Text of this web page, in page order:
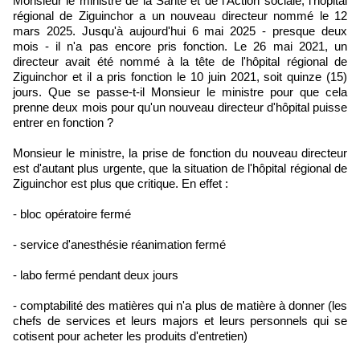
régional de Ziguinchor a un nouveau directeur nommé le 12
mars 2025. Jusqu'à aujourd'hui 6 mai 2025 - presque deux
mois - il n'a pas encore pris fonction. Le 26 mai 2021, un
directeur avait été nommé à la tête de l'hôpital régional de
Ziguinchor et il a pris fonction le 10 juin 2021, soit quinze (15)
jours. Que se passe-t-il Monsieur le ministre pour que cela
prenne deux mois pour qu'un nouveau directeur d'hôpital puisse
entrer en fonction ?
Monsieur le ministre, la prise de fonction du nouveau directeur
est d'autant plus urgente, que la situation de l'hôpital régional de
Ziguinchor est plus que critique. En effet :
- bloc opératoire fermé
- service d'anesthésie réanimation fermé
- labo fermé pendant deux jours
- comptabilité des matières qui n'a plus de matière à donner (les
chefs de services et leurs majors et leurs personnels qui se
cotisent pour acheter les produits d'entretien)